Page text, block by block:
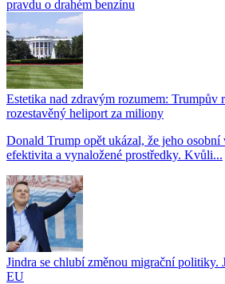
pravdu o drahém benzínu
Estetika nad zdravým rozumem: Trumpův
rozestavěný heliport za miliony
Donald Trump opět ukázal, že jeho osobní
efektivita a vynaložené prostředky. Kvůli...
Jindra se chlubí změnou migrační politiky.
EU